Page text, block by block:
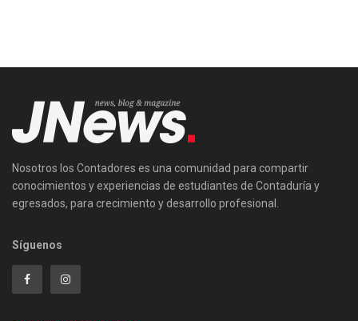
Nosotros los Contadores es una comunidad para compartir
conocimientos y experiencias de estudiantes de Contaduría y
egresados, para crecimiento y desarrollo profesional.
Síguenos